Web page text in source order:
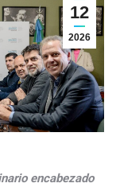
12
2026
encabezado